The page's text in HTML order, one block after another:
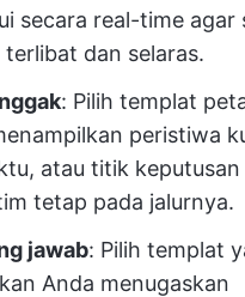
secara real-time agar
dan selaras.
: Pilih templat
peristiwa
atau titik keputusan
tetap pada jalurnya.
jawab: Pilih templat
Anda menugaskan